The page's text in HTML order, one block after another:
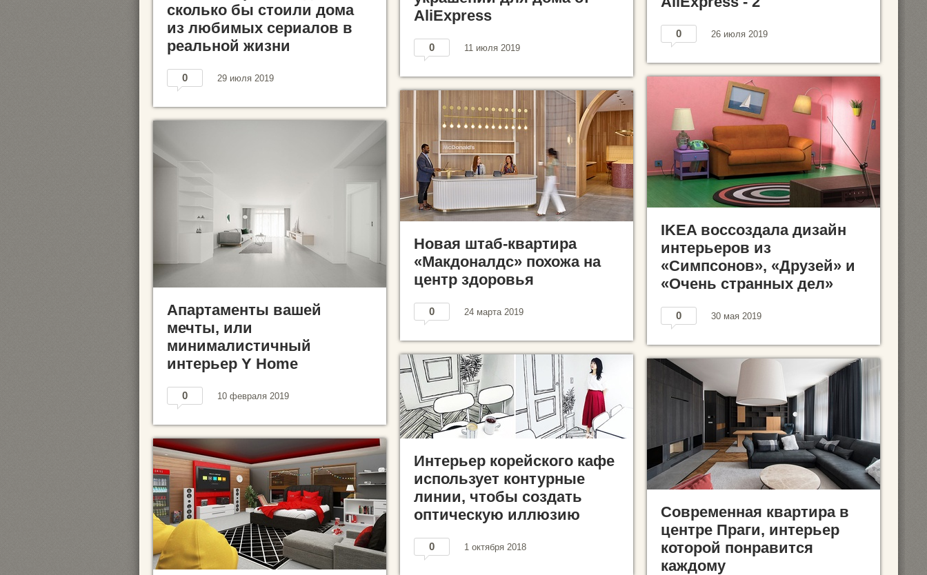
сколько бы стоили дома
из любимых сериалов в
реальной жизни
0 29 июля 2019
0 26 июля 2019
AliExpress
0 11 июля 2019
IKEA воссоздала дизайн
интерьеров из
«Симпсонов», «Друзей» и
«Очень странных дел»
0 30 мая 2019
Новая штаб-квартира
«Макдоналдс» похожа на
центр здоровья
0 24 марта 2019
Апартаменты вашей
мечты, или
минималистичный
интерьер Y Home
0 10 февраля 2019
Интерьер корейского кафе
использует контурные
линии, чтобы создать
оптическую иллюзию
0 1 октября 2018
Современная квартира в
центре Праги, интерьер
которой понравится
каждому